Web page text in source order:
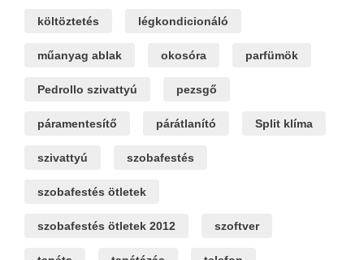
költöztetés légkondicionáló
műanyag ablak okosóra parfümök
Pedrollo szivattyú pezsgő
páramentesítő párátlanító Split klíma
szivattyú szobafestés
szobafestés ötletek
szobafestés ötletek 2012 szoftver